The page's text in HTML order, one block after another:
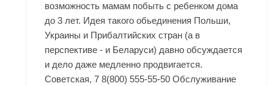
возможность мамам побыть с ребенком дома
до 3 лет. Идея такого обьединения Польши,
Украины и Прибалтийских стран (а в
перспективе - и Беларуси) давно обсуждается
и дело даже медленно продвигается.
Советская, 7 8(800) 555-55-50 Обслуживание